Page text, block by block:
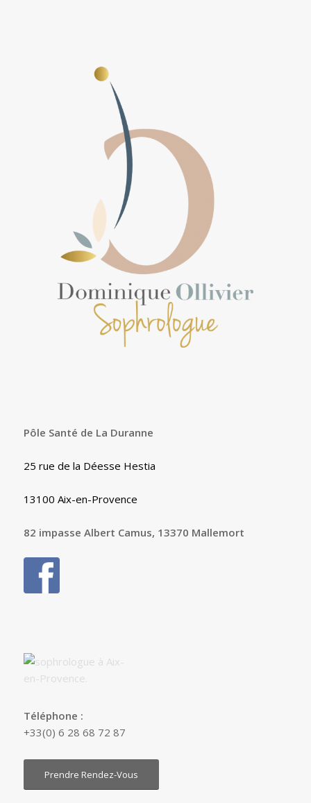
Pôle Santé de La Duranne
25 rue de la Déesse Hestia
13100 Aix-en-Provence
82 impasse Albert Camus, 13370 Mallemort
Téléphone :
+33(0) 6 28 68 72 87
Prendre Rendez-Vous